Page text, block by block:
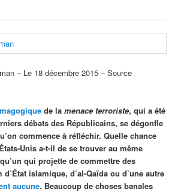
– Le 18 décembre 2015 – Source
de lamenace terroriste, qui a été
débats des Républicains, se dégonfle
commence à réfléchir. Quelle chance
Unis a-t-il de se trouver au même
qui projette de commettre des
islamique, d’al-Qaïda ou d’une autre
aucune. Beaucoup de choses banales